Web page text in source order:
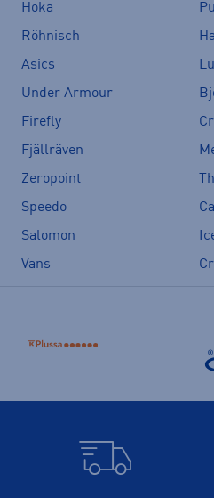
Hoka
Röhnisch
Asics
Under Armour
Firefly
Fjällräven
Zeropoint
Speedo
Salomon
Vans